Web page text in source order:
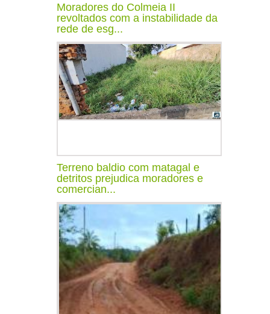
Moradores do Colmeia II
revoltados com a instabilidade da
rede de esg...
Terreno baldio com matagal e
detritos prejudica moradores e
comercian...